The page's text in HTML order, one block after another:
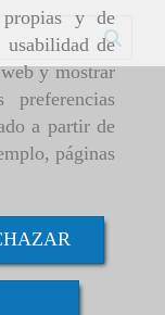
y de
usabilidad de
y mostrar
preferencias
a partir de
páginas